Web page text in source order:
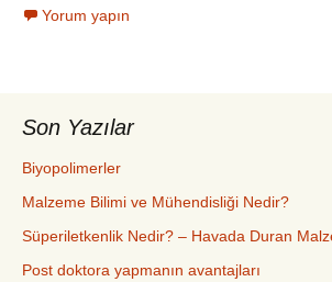
Yorum yapın
Son Yazılar
Biyopolimerler
Malzeme Bilimi ve Mühendisliği Nedir?
Süperiletkenlik Nedir? – Havada Duran
Post doktora yapmanın avantajları